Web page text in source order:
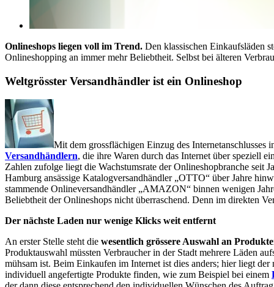
Onlineshops liegen voll im Trend. Den klassischen Einkaufsläden
Onlineshopping an immer mehr Beliebtheit. Selbst bei älteren
Weltgrösster Versandhändler ist ein Onlineshop
Mit dem grossflächigen Einzug des Internetanschlusses
Versandhändlern, die ihre Waren durch das Internet über speziell
Zahlen zufolge liegt die Wachstumsrate der Onlineshopbranche
Hamburg ansässige Katalogversandhändler „OTTO“ über Jahre
stammende Onlineversandhändler „AMAZON“ binnen wenigen
Beliebtheit der Onlineshops nicht überraschend. Denn im direkten
Der nächste Laden nur wenige Klicks weit entfernt
An erster Stelle steht die wesentlich grössere Auswahl an
Produktauswahl müssten Verbraucher in der Stadt mehrere Läden
mühsam ist. Beim Einkaufen im Internet ist dies anders; hier liegt
individuell angefertigte Produkte finden, wie zum Beispiel bei einem